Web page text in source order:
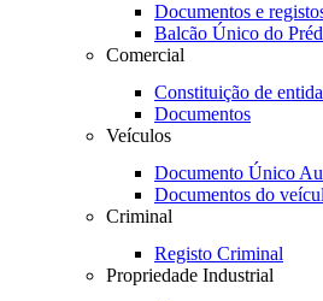
Documentos e
Balcão Único do
Comercial
Constituição de
Documentos
Veículos
Documento Único
Documentos do
Criminal
Registo Criminal
Propriedade Industrial